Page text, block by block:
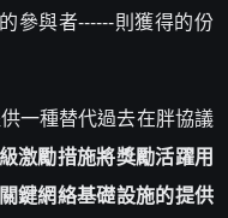
參與者------則獲得的份
一種替代過去在胖協議
激勵措施將獎勵活躍用
鍵網絡基礎設施的提供